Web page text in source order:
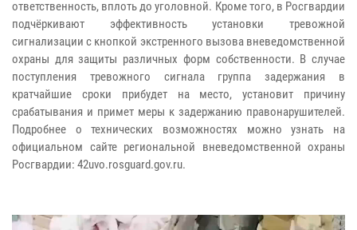
ответственность, вплоть до уголовной. Кроме того, в Росгвардии
подчёркивают эффективность установки тревожной
сигнализации с кнопкой экстренного вызова вневедомственной
охраны для защиты различных форм собственности. В случае
поступления тревожного сигнала группа задержания в
кратчайшие сроки прибудет на место, установит причину
срабатывания и примет меры к задержанию правонарушителей.
Подробнее о технических возможностях можно узнать на
официальном сайте региональной вневедомственной охраны
Росгвардии: 42uvo.rosguard.gov.ru.